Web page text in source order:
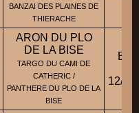
BANZAI DES PLAINES DE
THIERACHE
ARON DU PLO
DE LA BISE
TARGO DU CAMI DE
CATHERIC /
PANTHERE DU PLO DE LA
BISE
12/